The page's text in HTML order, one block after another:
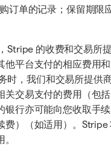
订单的记录；保留期限
Stripe 的收费和交易所
他平台支付的相应费用
时，我们和交易所提供
关交易支付的费用（包
银行亦可能向您收取手
费）（如适用）。Stripe